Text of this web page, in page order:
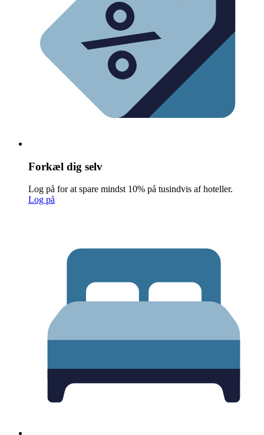
Forkæl dig selv
Log på for at spare mindst 10% på tusindvis af hoteller.
Log på